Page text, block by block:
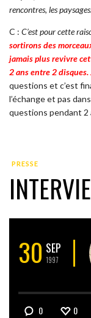
rencontres, les paysages.
C : C’est pour cette
sortirons des
jamais plus revivre
2 ans entre 2 disques.
questions et c’est
l’échange et pas
questions pendant 2
PRESSE
30 SEP
1997
0 0